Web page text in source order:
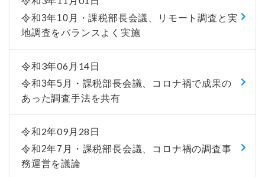
令和3年10月・課税部長会議、リモート調査と実
地調査をバランスよく実施
令和3年06月14日
令和3年5月・課税部長会議、コロナ禍で成果の
あった調査手法を共有
令和2年09月28日
令和2年7月・課税部長会議、コロナ禍の調査事
務運営を議論